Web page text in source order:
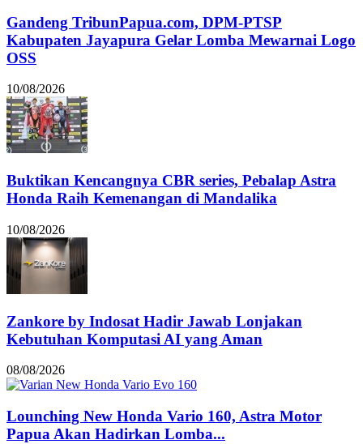
Gandeng TribunPapua.com, DPM-PTSP
Kabupaten Jayapura Gelar Lomba Mewarnai Logo
OSS
10/08/2026
Buktikan Kencangnya CBR series, Pebalap Astra
Honda Raih Kemenangan di Mandalika
10/08/2026
Zankore by Indosat Hadir Jawab Lonjakan
Kebutuhan Komputasi AI yang Aman
08/08/2026
Lounching New Honda Vario 160, Astra Motor
Papua Akan Hadirkan Lomba...